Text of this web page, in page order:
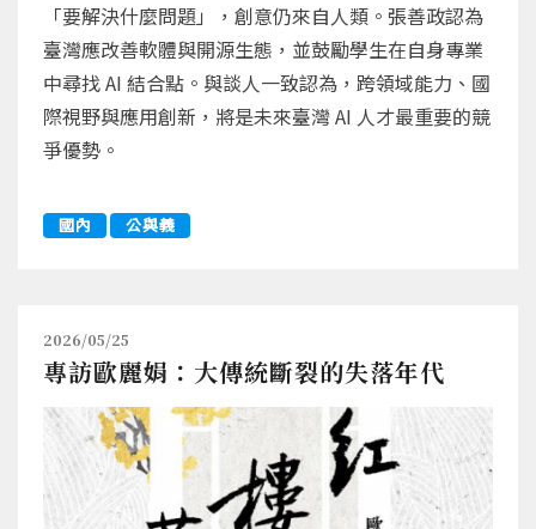
「要解決什麼問題」，創意仍來自人類。張善政認為
臺灣應改善軟體與開源生態，並鼓勵學生在自身專業
中尋找 AI 結合點。與談人一致認為，跨領域能力、國
際視野與應用創新，將是未來臺灣 AI 人才最重要的競
爭優勢。
國內 公與義
2026/05/25
專訪歐麗娟：大傳統斷裂的失落年代